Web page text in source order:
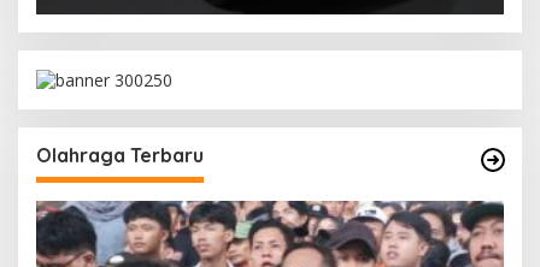
Olahraga Terbaru